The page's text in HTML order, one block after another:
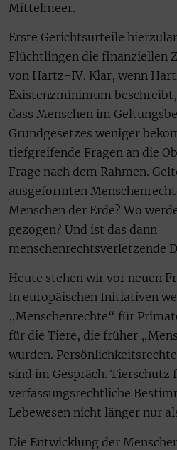
Mittelmeer.
Erste Gerichtsurteile
Flüchtlingen die finanziellen
von Hartz-IV. Klar, wenn
Existenzminimum
dass Menschen im
Grundgesetzes weniger
tiefgreifende Fragen an die
Frage nach dem Rahmen.
ausgeformten
Menschen der Erde? Wo
gezogen? Und ist das dann
menschenrechtsverletzende
Heute stehen wir vor neuen
In europäischen Initiativen
„Menschenrechte“ für
für die Tiere, die früher
wurden.
sind im Gespräch. Tierschutz
verfassungsrechtliche
Lebewesen nicht länger nur
Die Entwicklung der